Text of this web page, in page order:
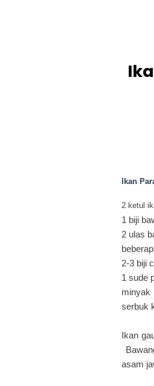
Ikan
2 ketul
1 biji
2 ulas
2-3 biji
1 sude
minyak
serbuk
Ikan
asam